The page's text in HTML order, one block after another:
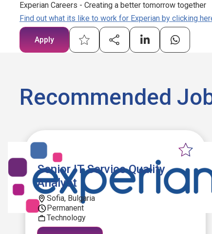
Experian Careers - Creating a better tomorrow together
Find out what its like to work for Experian by clicking
Apply
Recommended
Senior IT Service Quality
Analyst
Sofia, Bulgaria
Permanent
Technology